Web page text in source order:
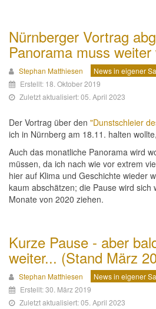
Nürnberger Vortrag
Panorama muss
Stephan Matthiesen
News in eigener
Erstellt: 18. Oktober 2019
Zuletzt aktualisiert: 05. April 2023
Der Vortrag über den "Dunstschleier
ich in Nürnberg am 18.11. halten
Auch das monatliche Panorama wird
müssen, da ich nach wie vor extrem
hier auf Klima und Geschichte wieder
kaum abschätzen; die Pause wird sich
Monate von 2020 ziehen.
Kurze Pause - aber
weiter... (Stand März
Stephan Matthiesen
News in eigener
Erstellt: 30. März 2019
Zuletzt aktualisiert: 05. April 2023